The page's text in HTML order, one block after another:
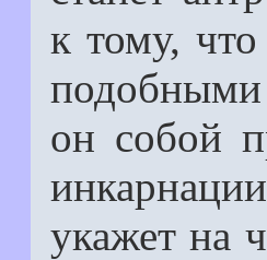
к тому,
он собой
укажет на